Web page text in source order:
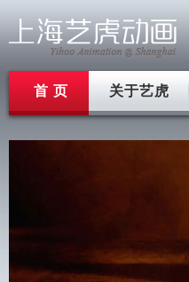
首 页 关于艺虎